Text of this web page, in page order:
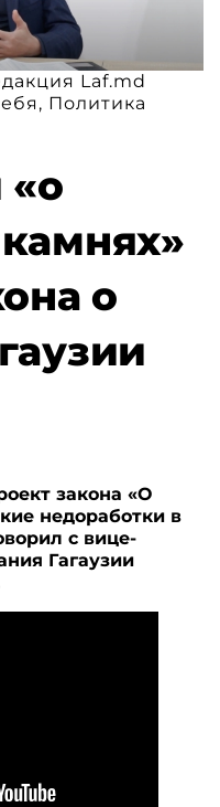
Laf.md
, Политика
«о
о
закона «О
недоработки в
c вице-
Гагаузии